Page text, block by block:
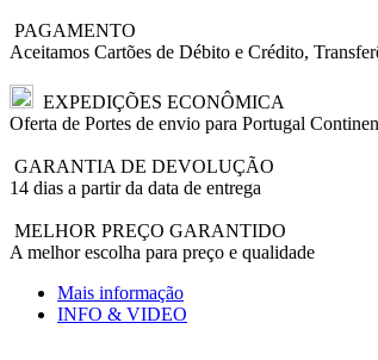
PAGAMENTO
Aceitamos Cartões de Débito e Crédito,
EXPEDIÇÕES ECONÔMICA
Oferta de Portes de envio para Portugal
GARANTIA DE DEVOLUÇÃO
14 dias a partir da data de entrega
MELHOR PREÇO GARANTIDO
A melhor escolha para preço e qualidade
Mais informação
INFO & VIDEO